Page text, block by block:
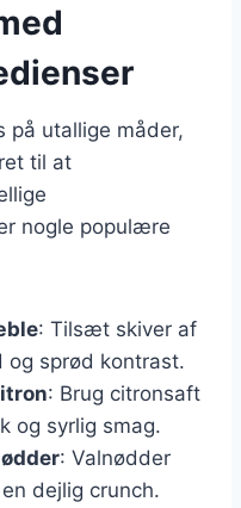
på utallige måder,
til at
nogle populære
: Tilsæt skiver af
sprød kontrast.
: Brug citronsaft
og syrlig smag.
: Valnødder
dejlig crunch.